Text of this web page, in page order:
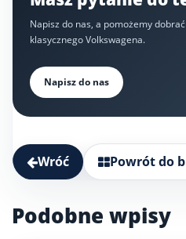
Napisz do nas, a pomożemy
klasycznego Volkswagena.
Napisz do nas
Wróć Powrót do
Podobne wpisy